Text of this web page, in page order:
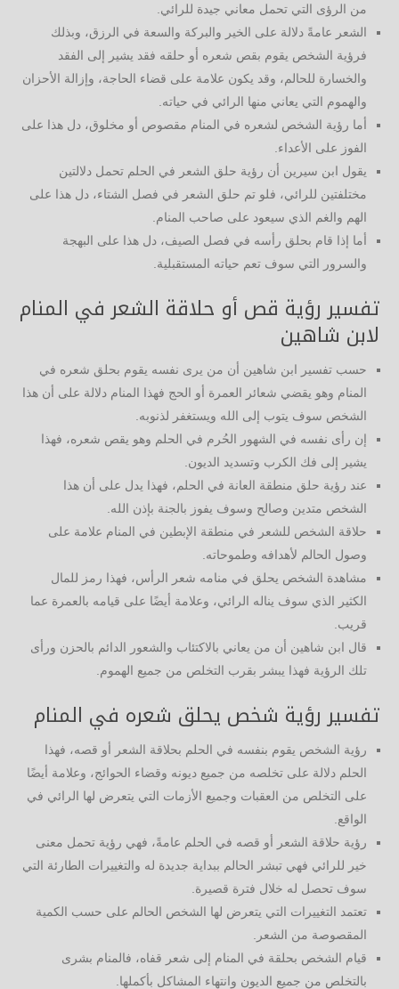
من الرؤى التي تحمل معاني جيدة للرائي.
الشعر عامةً دلالة على الخير والبركة والسعة في الرزق، وبذلك
فرؤية الشخص يقوم بقص شعره أو حلقه فقد يشير إلى الفقد
والخسارة للحالم، وقد يكون علامة على قضاء الحاجة، وإزالة الأحزان
والهموم التي يعاني منها الرائي في حياته.
أما رؤية الشخص لشعره في المنام مقصوص أو مخلوق، دل هذا على
الفوز على الأعداء.
يقول ابن سيرين أن رؤية حلق الشعر في الحلم تحمل دلالتين
مختلفتين للرائي، فلو تم حلق الشعر في فصل الشتاء، دل هذا على
الهم والغم الذي سيعود على صاحب المنام.
أما إذا قام بحلق رأسه في فصل الصيف، دل هذا على البهجة
والسرور التي سوف تعم حياته المستقبلية.
تفسير رؤية قص أو حلاقة الشعر في المنام
لابن شاهين
حسب تفسير ابن شاهين أن من يرى نفسه يقوم بحلق شعره في
المنام وهو يقضي شعائر العمرة أو الحج فهذا المنام دلالة على أن هذا
الشخص سوف يتوب إلى الله ويستغفر لذنوبه.
إن رأى نفسه في الشهور الحُرم في الحلم وهو يقص شعره، فهذا
يشير إلى فك الكرب وتسديد الديون.
عند رؤية حلق منطقة العانة في الحلم، فهذا يدل على أن هذا
الشخص متدين وصالح وسوف يفوز بالجنة بإذن الله.
حلاقة الشخص للشعر في منطقة الإبطين في المنام علامة على
وصول الحالم لأهدافه وطموحاته.
مشاهدة الشخص يحلق في منامه شعر الرأس، فهذا رمز للمال
الكثير الذي سوف يناله الرائي، وعلامة أيضًا على قيامه بالعمرة عما
قريب.
قال ابن شاهين أن من يعاني بالاكتئاب والشعور الدائم بالحزن ورأى
تلك الرؤية فهذا يبشر بقرب التخلص من جميع الهموم.
تفسير رؤية شخص يحلق شعره في المنام
رؤية الشخص يقوم بنفسه في الحلم بحلاقة الشعر أو قصه، فهذا
الحلم دلالة على تخلصه من جميع ديونه وقضاء الحوائج، وعلامة أيضًا
على التخلص من العقبات وجميع الأزمات التي يتعرض لها الرائي في
الواقع.
رؤية حلاقة الشعر أو قصه في الحلم عامةً، فهي رؤية تحمل معنى
خير للرائي فهي تبشر الحالم ببداية جديدة له والتغييرات الطارئة التي
سوف تحصل له خلال فترة قصيرة.
تعتمد التغييرات التي يتعرض لها الشخص الحالم على حسب الكمية
المقصوصة من الشعر.
قيام الشخص بحلقة في المنام إلى شعر قفاه، فالمنام بشرى
بالتخلص من جميع الديون وانتهاء المشاكل بأكملها.